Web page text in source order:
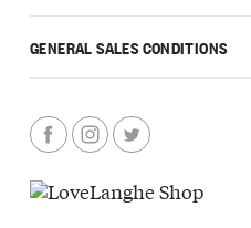
GENERAL SALES CONDITIONS